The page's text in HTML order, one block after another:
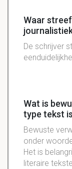
Waar
De schrijver
Wat is
type tekst
Bewuste
onder
Het is
literaire